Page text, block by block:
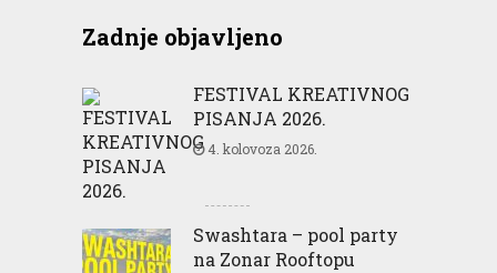
Zadnje objavljeno
FESTIVAL KREATIVNOG
PISANJA 2026.
4. kolovoza 2026.
Swashtara – pool party
na Zonar Rooftopu